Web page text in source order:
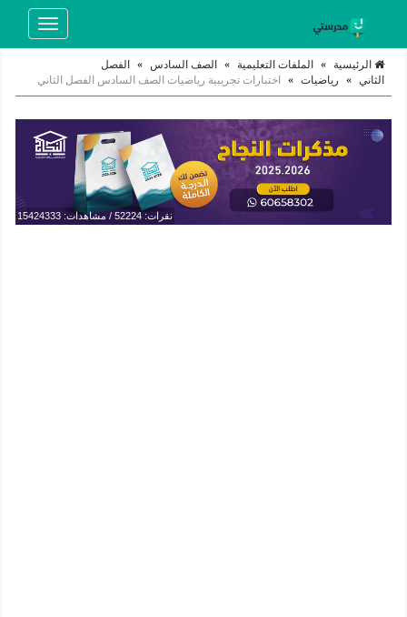
Toggle
الرئيسية » الملفات التعليمية » الصف السادس »
الفصل
الثاني » رياضيات » اختبارات تجريبية رياضيات الصف السادس الفصل الثاني
نقرات: 52224 / مشاهدات: 15424333